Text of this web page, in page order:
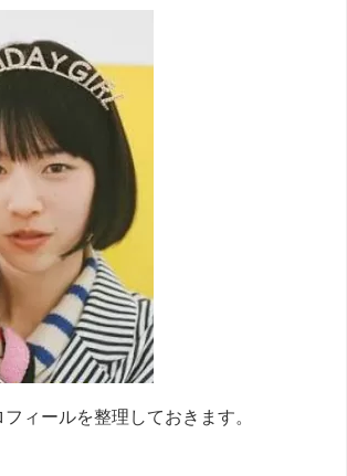
ィールを整理しておきます。